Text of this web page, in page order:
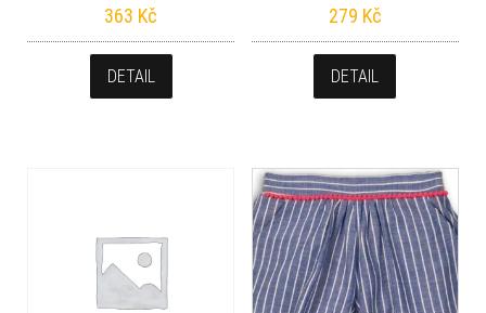
363 Kč
DETAIL
279 Kč
DETAIL